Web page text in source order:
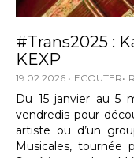
#Trans2025 :
KEXP
19.02.2026 ECOUTER
Du 15 janvier au 5
vendredis pour
artiste ou d’un
Musicales, tournée